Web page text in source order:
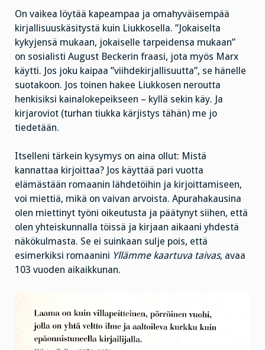
On vaikea löytää kapeampaa ja omahyväisempää
kirjallisuuskäsitystä kuin Liukkosella. ”Jokaiselta
kykyjensä mukaan, jokaiselle tarpeidensa mukaan”
on sosialisti August Beckerin fraasi, jota myös Marx
käytti. Jos joku kaipaa ”viihdekirjallisuutta”, se hänelle
suotakoon. Jos toinen hakee Liukkosen neroutta
henkisiksi kainalokepeikseen – kyllä sekin käy. Ja
kirjaroviot (turhan tiukka kärjistys tähän) me jo
tiedetään.
Itselleni tärkein kysymys on aina ollut: Mistä
kannattaa kirjoittaa? Jos käyttää pari vuotta
elämästään romaanin lähdetöihin ja kirjoittamiseen,
voi miettiä, mikä on vaivan arvoista. Apurahakausina
olen miettinyt työni oikeutusta ja päätynyt siihen, että
olen yhteiskunnalla töissä ja kirjaan aikaani yhdestä
näkökulmasta. Se ei suinkaan sulje pois, että
esimerkiksi romaanini Yllämme kaartuva taivas, avaa
103 vuoden aikaikkunan.